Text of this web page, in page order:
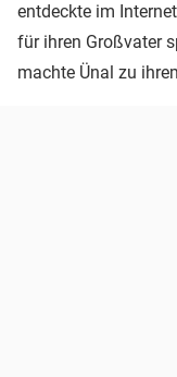
entdeckte im
für ihren Großvater
machte Ünal zu